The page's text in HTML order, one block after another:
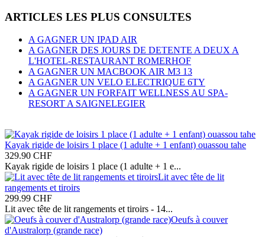
ARTICLES LES PLUS CONSULTES
A GAGNER UN IPAD AIR
A GAGNER DES JOURS DE DETENTE A DEUX A
L'HOTEL-RESTAURANT ROMERHOF
A GAGNER UN MACBOOK AIR M3 13
A GAGNER UN VELO ELECTRIQUE 6TY
A GAGNER UN FORFAIT WELLNESS AU SPA-
RESORT A SAIGNELEGIER
Kayak rigide de loisirs 1 place (1 adulte + 1 enfant) ouassou tahe
329.90 CHF
Kayak rigide de loisirs 1 place (1 adulte + 1 e...
Lit avec tête de lit
rangements et tiroirs
299.99 CHF
Lit avec tête de lit rangements et tiroirs - 14...
Oeufs à couver
d'Australorp (grande race)